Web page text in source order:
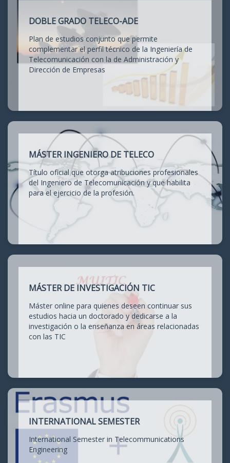
DOBLE GRADO TELECO-ADE
Plan de estudios conjunto que permite
complementar el perfil técnico de la Ingeniería de
Telecomunicación con la de Administración y
Dirección de Empresas
MÁSTER INGENIERO DE TELECO
Título oficial que otorga atribuciones profesionales
del Ingeniero de Telecomunicación y que habilita
para el ejercicio de la profesión.
MÁSTER DE INVESTIGACIÓN TIC
Máster online para quienes deseen continuar sus
estudios hacia un doctorado y dedicarse a la
investigación o la enseñanza en áreas relacionadas
con las TIC
INTERNATIONAL SEMESTER
International Semester in Telecommunications
Engineering